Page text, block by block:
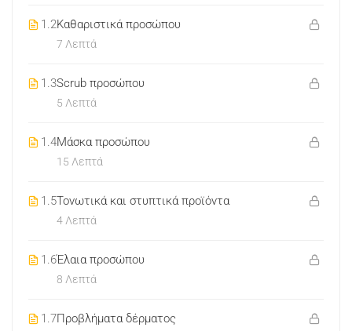
1.2Καθαριστικά προσώπου
7 Λεπτά
1.3Scrub προσώπου
5 Λεπτά
1.4Μάσκα προσώπου
15 Λεπτά
1.5Τονωτικά και στυπτικά προϊόντα
4 Λεπτά
1.6Έλαια προσώπου
8 Λεπτά
1.7Προβλήματα δέρματος